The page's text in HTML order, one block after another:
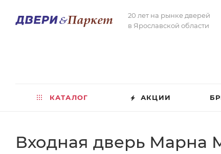
20 лет на рынке дверей
в Ярославской области
КАТАЛОГ АКЦИИ
Входная дверь Марна